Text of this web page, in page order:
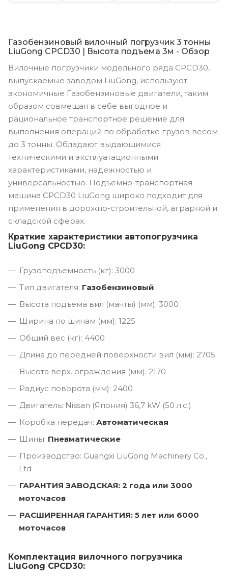
Газобензиновый вилочный погрузчик 3 тонны
LiuGong CPCD30 | Высота подъема 3м - Обзор
Вилочные погрузчики модельного ряда CPCD30,
выпускаемые заводом LiuGong, используют
экономичные Газобензиновые двигатели, таким
образом совмещая в себе выгодное и
рациональное транспортное решение для
выполнения операций по обработке грузов весом
до 3 тонны. Обладают выдающимися
техническими и эксплуатационными
характеристиками, надежностью и
универсальностью. Подъемно-транспортная
машина CPCD30 LiuGong широко подходит для
применения в дорожно-строительной, аграрной и
складской сферах.
Краткие характеристики автопогрузчика
LiuGong CPCD30:
Грузоподъёмность (кг): 3000
Тип двигателя: Газобензиновый
Высота подъема вил (мачты) (мм): 3000
Ширина по шинам (мм): 1225
Общий вес (кг): 4400
Длина до передней поверхности вил (мм): 2705
Высота верх. ограждения (мм): 2170
Радиус поворота (мм): 2400
Двигатель: Nissan (Япония) 36,7 kW (50 л.с.)
Коробка передач: Автоматическая
Шины: Пневматические
Производство: Guangxi LiuGong Machinery Co.,
Ltd
ГАРАНТИЯ ЗАВОДСКАЯ: 2 года или 3000
моточасов
РАСШИРЕННАЯ ГАРАНТИЯ: 5 лет или 6000
моточасов
Комплектация вилочного погрузчика
LiuGong CPCD30: